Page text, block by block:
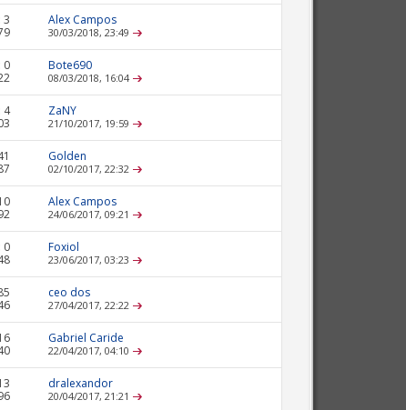
3
Alex Campos
30/03/2018, 23:49
0
Bote690
08/03/2018, 16:04
4
ZaNY
21/10/2017, 19:59
Golden
02/10/2017, 22:32
Alex Campos
24/06/2017, 09:21
0
Foxiol
23/06/2017, 03:23
ceo dos
27/04/2017, 22:22
Gabriel Caride
22/04/2017, 04:10
dralexandor
20/04/2017, 21:21